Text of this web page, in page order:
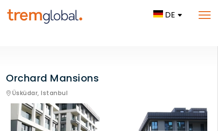
DE
Orchard Mansions
Üsküdar, Istanbul